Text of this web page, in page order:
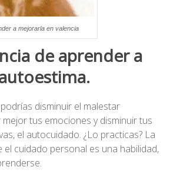
a mejorarla en valencia
de aprender a
disminuir el malestar
tus emociones y disminuir tus
el autocuidado. ¿Lo practicas? La
el cuidado personal es una habilidad,